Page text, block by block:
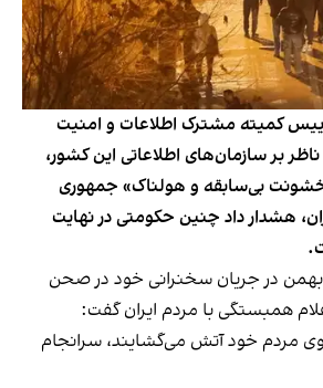
کمیته مشترک اطلاعات و امنیت
ناظر بر سازمان‌های اطلاعاتی این کشور،
بی‌سابقه و هولناک» جمهوری
هشدار داد چنین حکومتی در نهایت
چیکونی سه‌شنبه ۱۴ بهمن در جریان سخنرانی خود در صحن
همبستگی با مردم ایران گفت:
مردم خود آتش می‌گشایند، سرانجام